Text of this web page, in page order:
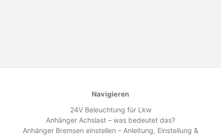
Navigieren
24V Beleuchtung für Lkw
Anhänger Achslast – was bedeutet das?
Anhänger Bremsen einstellen – Anleitung, Einstellung &